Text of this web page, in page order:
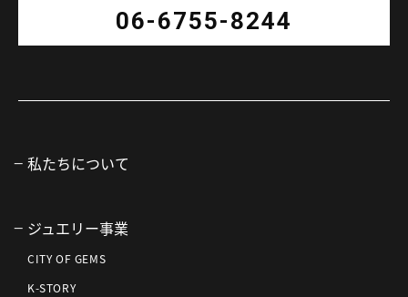
06-6755-8244
私たちについて
ジュエリー事業
CITY OF GEMS
K-STORY